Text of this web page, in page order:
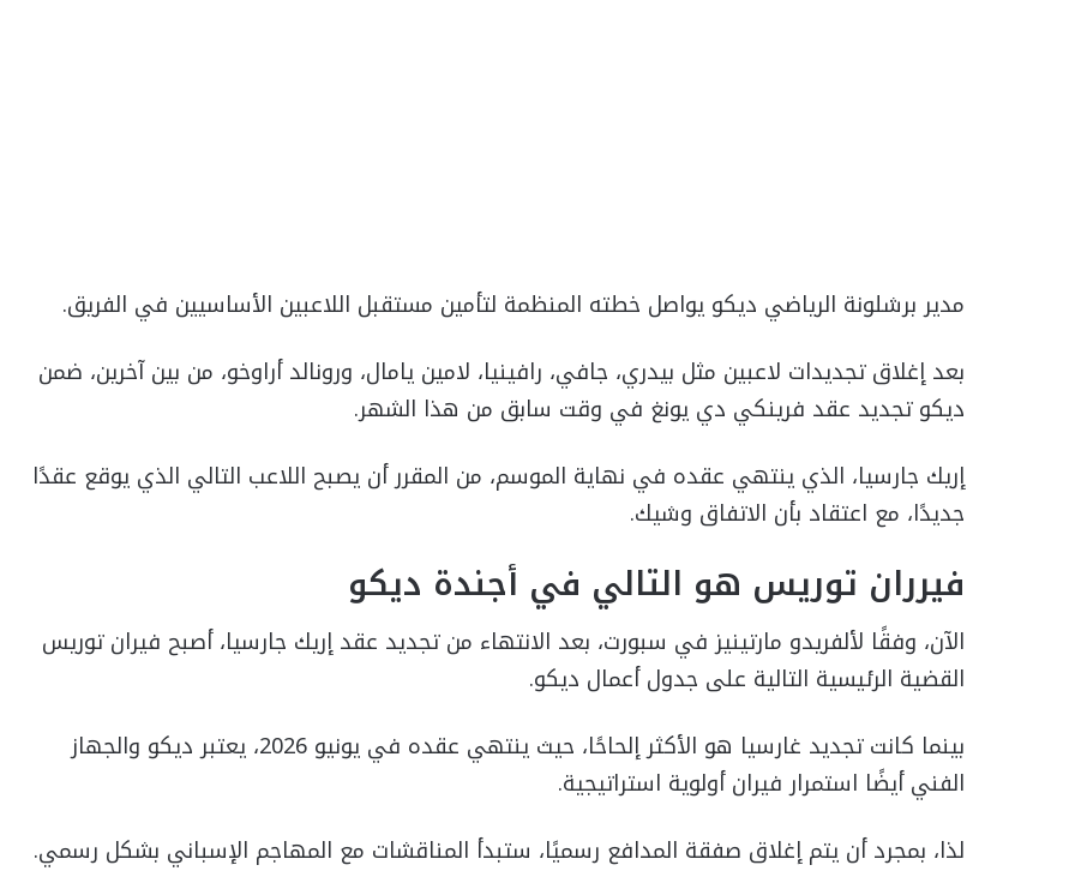
مدير برشلونة الرياضي ديكو يواصل خطته المنظمة لتأمين مستقبل اللاعبين الأساسيين في الفريق.
بعد إغلاق تجديدات لاعبين مثل بيدري، جافي، رافينيا، لامين يامال، ورونالد أراوخو، من بين آخرين، ضمن
ديكو تجديد عقد فرينكي دي يونغ في وقت سابق من هذا الشهر.
إريك جارسيا، الذي ينتهي عقده في نهاية الموسم، من المقرر أن يصبح اللاعب التالي الذي يوقع عقدًا
جديدًا، مع اعتقاد بأن الاتفاق وشيك.
فيرران توريس هو التالي في أجندة ديكو
الآن، وفقًا لألفريدو مارتينيز في سبورت، بعد الانتهاء من تجديد عقد إريك جارسيا، أصبح فيران توريس
القضية الرئيسية التالية على جدول أعمال ديكو.
بينما كانت تجديد غارسيا هو الأكثر إلحاحًا، حيث ينتهي عقده في يونيو 2026، يعتبر ديكو والجهاز
الفني أيضًا استمرار فيران أولوية استراتيجية.
لذا، بمجرد أن يتم إغلاق صفقة المدافع رسميًا، ستبدأ المناقشات مع المهاجم الإسباني بشكل رسمي.